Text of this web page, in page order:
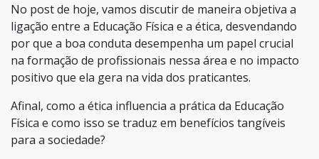
No post de hoje, vamos discutir de maneira objetiva a
ligação entre a Educação Física e a ética, desvendando
por que a boa conduta desempenha um papel crucial
na formação de profissionais nessa área e no impacto
positivo que ela gera na vida dos praticantes.
Afinal, como a ética influencia a prática da Educação
Física e como isso se traduz em benefícios tangíveis
para a sociedade?